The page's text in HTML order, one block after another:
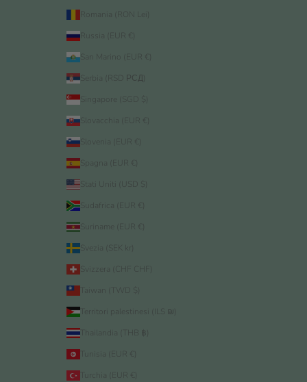
Romania (RON Lei)
San Marino (EUR €)
Serbia (RSD РСД)
Singapore (SGD $)
Slovacchia (EUR €)
Slovenia (EUR €)
Spagna (EUR €)
Stati Uniti (USD $)
Sudafrica (EUR €)
Suriname (EUR €)
Svezia (SEK kr)
Svizzera (CHF CHF)
Taiwan (TWD $)
Territori palestinesi (ILS ₪)
Thailandia (THB ฿)
Tunisia (EUR €)
Turchia (EUR €)